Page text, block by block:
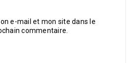
e-mail et mon site dans le
commentaire.